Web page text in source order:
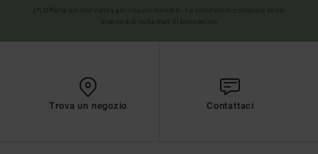
Trova un negozio Contattaci